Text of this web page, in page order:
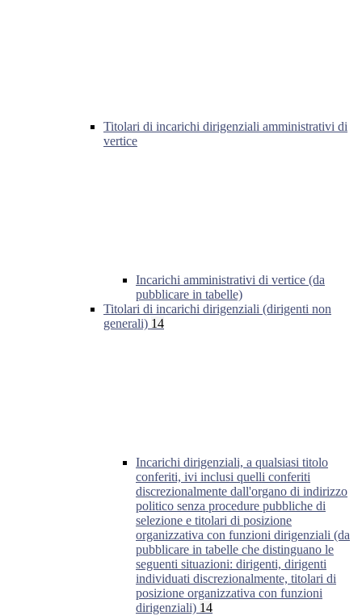
Titolari di incarichi dirigenziali amministrativi di
vertice
Incarichi amministrativi di vertice (da
pubblicare in tabelle)
Titolari di incarichi dirigenziali (dirigenti non
generali) 14
Incarichi dirigenziali, a qualsiasi titolo
conferiti, ivi inclusi quelli conferiti
discrezionalmente dall'organo di indirizzo
politico senza procedure pubbliche di
selezione e titolari di posizione
organizzativa con funzioni dirigenziali (da
pubblicare in tabelle che distinguano le
seguenti situazioni: dirigenti, dirigenti
individuati discrezionalmente, titolari di
posizione organizzativa con funzioni
dirigenziali) 14